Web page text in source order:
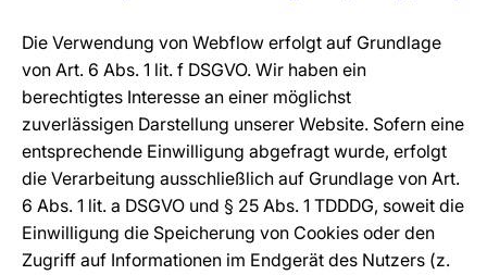
Die Verwendung von Webflow erfolgt auf Grundlage
von Art. 6 Abs. 1 lit. f DSGVO. Wir haben ein
berechtigtes Interesse an einer möglichst
zuverlässigen Darstellung unserer Website. Sofern eine
entsprechende Einwilligung abgefragt wurde, erfolgt
die Verarbeitung ausschließlich auf Grundlage von Art.
6 Abs. 1 lit. a DSGVO und § 25 Abs. 1 TDDDG, soweit die
Einwilligung die Speicherung von Cookies oder den
Zugriff auf Informationen im Endgerät des Nutzers (z.